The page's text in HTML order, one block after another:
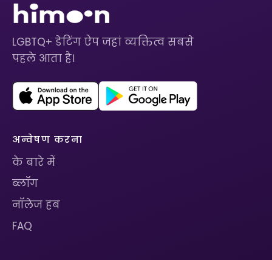
LGBTQ+ डेटिंग ऐप जहां व्यक्तित्व सबसे
पहले आता है।
अन्वेषण करना
के बारे में
ब्लॉग
नॉलेज हब
FAQ